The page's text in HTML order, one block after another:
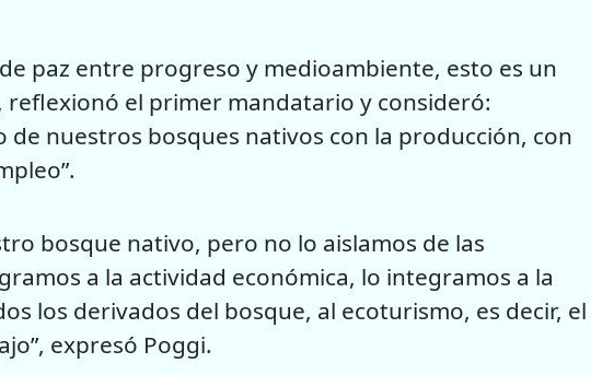
paz entre progreso y medioambiente, esto es un
reflexionó el primer mandatario y consideró:
de nuestros bosques nativos con la producción, con
bosque nativo, pero no lo aislamos de las
a la actividad económica, lo integramos a la
los derivados del bosque, al ecoturismo, es decir, el
expresó Poggi.